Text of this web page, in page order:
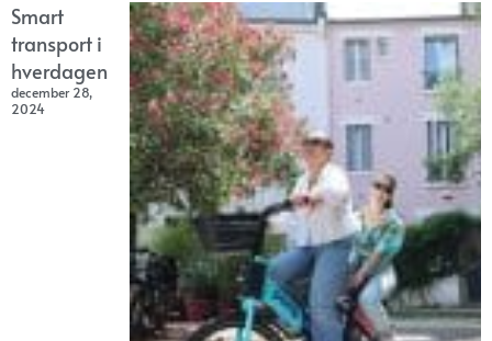
Smart
transport i
hverdagen
december 28,
2024